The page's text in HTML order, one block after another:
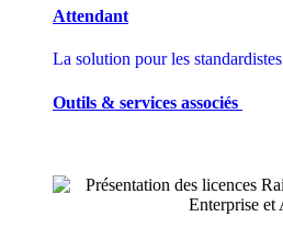
Attendant
La solution pour les standardistes
Outils & services associés